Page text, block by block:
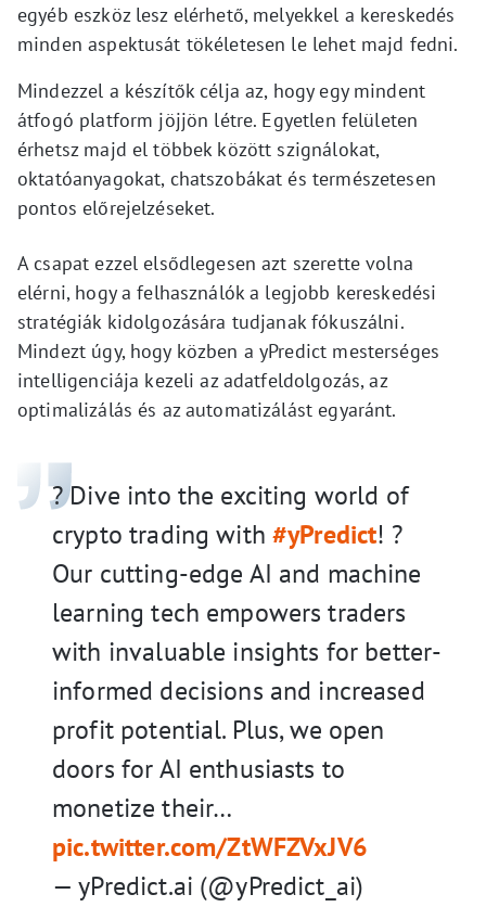
egyéb eszköz lesz elérhető, melyekkel a kereskedés
minden aspektusát tökéletesen le lehet majd fedni.
Mindezzel a készítők célja az, hogy egy mindent
átfogó platform jöjjön létre. Egyetlen felületen
érhetsz majd el többek között szignálokat,
oktatóanyagokat, chatszobákat és természetesen
pontos előrejelzéseket.
A csapat ezzel elsődlegesen azt szerette volna
elérni, hogy a felhasználók a legjobb kereskedési
stratégiák kidolgozására tudjanak fókuszálni.
Mindezt úgy, hogy közben a yPredict mesterséges
intelligenciája kezeli az adatfeldolgozás, az
optimalizálás és az automatizálást egyaránt.
? Dive into the exciting world of
crypto trading with #yPredict! ?
Our cutting-edge AI and machine
learning tech empowers traders
with invaluable insights for better-
informed decisions and increased
profit potential. Plus, we open
doors for AI enthusiasts to
monetize their…
pic.twitter.com/ZtWFZVxJV6
— yPredict.ai (@yPredict_ai)